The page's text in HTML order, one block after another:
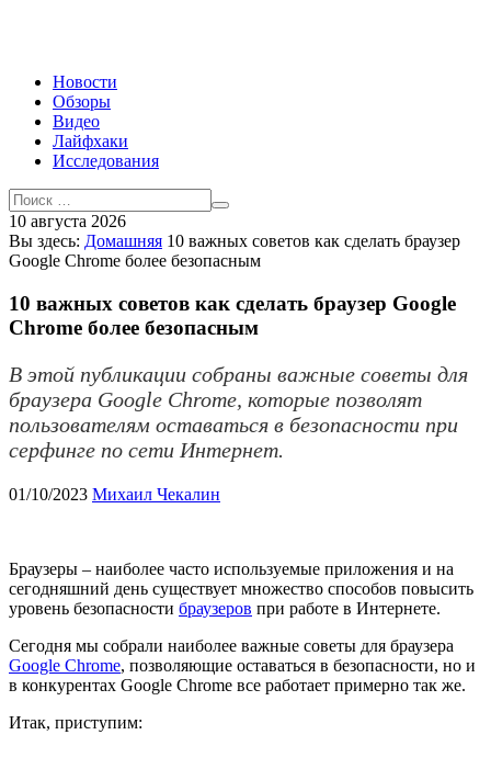
Новости
Обзоры
Видео
Лайфхаки
Исследования
10 августа 2026
Вы здесь: Домашняя 10 важных советов как сделать браузер
Google Chrome более безопасным
10 важных советов как сделать браузер Google
Chrome более безопасным
В этой публикации собраны важные советы для
браузера Google Chrome, которые позволят
пользователям оставаться в безопасности при
серфинге по сети Интернет.
01/10/2023 Михаил Чекалин
Браузеры – наиболее часто используемые приложения и на
сегодняшний день существует множество способов повысить
уровень безопасности браузеров при работе в Интернете.
Сегодня мы собрали наиболее важные советы для браузера
Google Chrome, позволяющие оставаться в безопасности, но и
в конкурентах Google Chrome все работает примерно так же.
Итак, приступим: